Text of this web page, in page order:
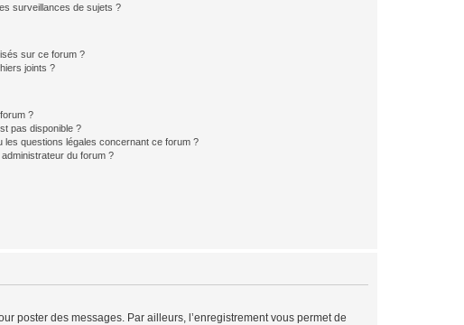
surveillances de sujets ?
sur ce forum ?
joints ?
?
pas disponible ?
les questions légales concernant ce forum ?
du forum ?
poster des messages. Par ailleurs, l’enregistrement vous permet de